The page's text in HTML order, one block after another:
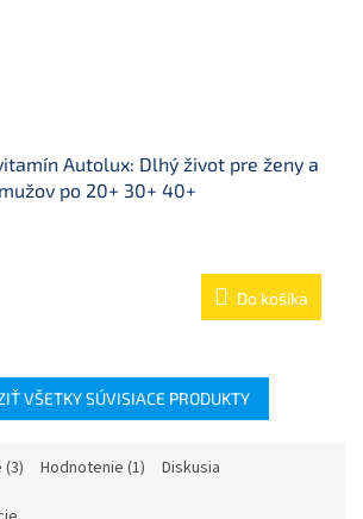
Autolux: Dlhý život pre ženy a
mužov po 20+ 30+ 40+
Do košíka
VŠETKY SÚVISIACE PRODUKTY
Hodnotenie (1) Diskusia